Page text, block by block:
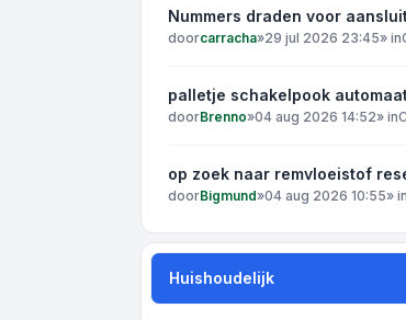
Nummers draden voor
doorcarracha»29 jul 2026 23:45» in
palletje schakelpook
doorBrenno»04 aug 2026 14:52» in
op zoek naar remvloeistof
doorBigmund»04 aug 2026 10:55» in
Huishoudelijk